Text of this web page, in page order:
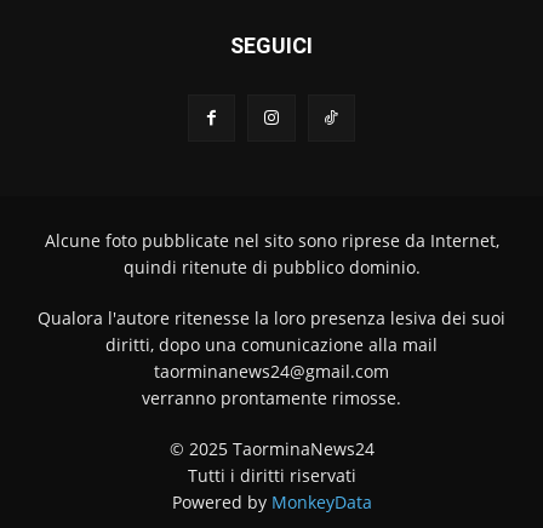
SEGUICI
Alcune foto pubblicate nel sito sono riprese da Internet,
quindi ritenute di pubblico dominio.
Qualora l'autore ritenesse la loro presenza lesiva dei suoi
diritti, dopo una comunicazione alla mail
taorminanews24@gmail.com
verranno prontamente rimosse.
© 2025 TaorminaNews24
Tutti i diritti riservati
Powered by MonkeyData